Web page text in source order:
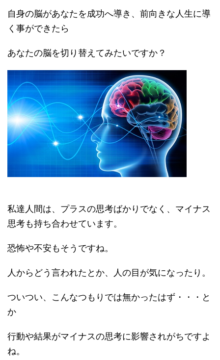
自身の脳があなたを成功へ導き、前向きな人生に導
く事ができたら
あなたの脳を切り替えてみたいですか？
私達人間は、プラスの思考ばかりでなく、マイナス
思考も持ち合わせています。
恐怖や不安もそうですね。
人からどう言われたとか、人の目が気になったり。
ついつい、こんなつもりでは無かったはず・・・と
か
行動や結果がマイナスの思考に影響されがちですよ
ね。